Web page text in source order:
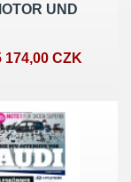
UND
174,00 CZK